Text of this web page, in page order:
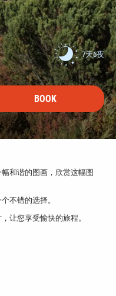
7天6夜
BOOK
和谐的图画，欣赏这幅图
不错的选择。
让您享受愉快的旅程。